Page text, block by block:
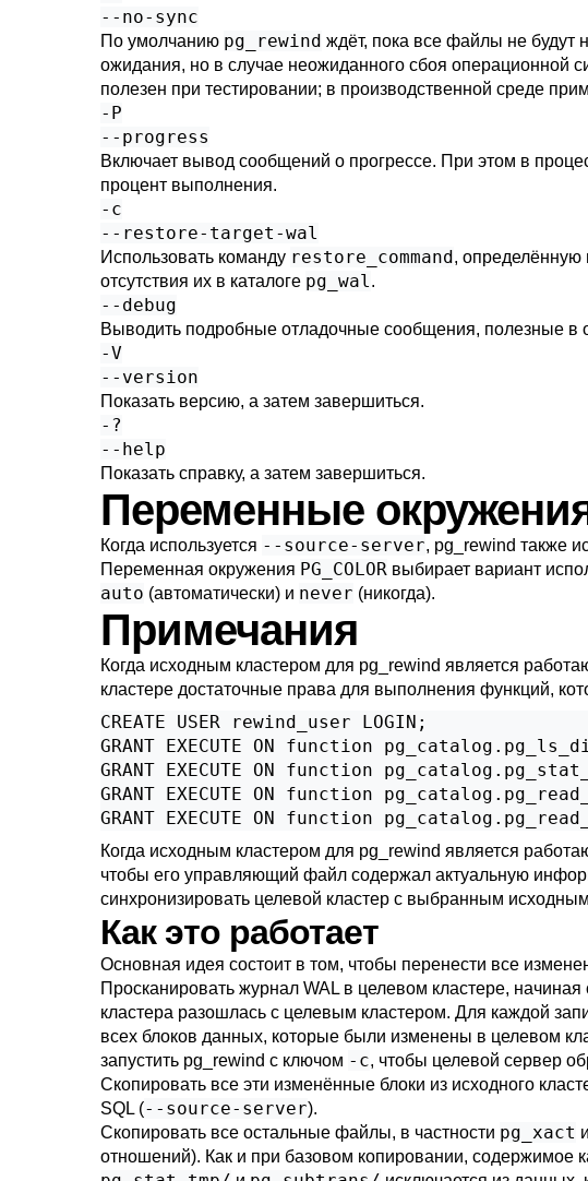
--no-sync
По умолчанию pg_rewind ждёт, пока все файлы не
ожидания, но в случае неожиданного сбоя операционной
полезен при тестировании; в производственной среде
-P
--progress
Включает вывод сообщений о прогрессе. При этом в
процент выполнения.
-c
--restore-target-wal
Использовать команду restore_command, определённую
отсутствия их в каталоге pg_wal.
--debug
Выводить подробные отладочные сообщения, полезные в
-V
--version
Показать версию, а затем завершиться.
-?
--help
Показать справку, а затем завершиться.
Переменные
Когда используется --source-server, pg_rewind также
Переменная окружения PG_COLOR выбирает вариант
auto (автоматически) и never (никогда).
Примечания
Когда исходным кластером для pg_rewind является
кластере достаточные права для выполнения функций,
CREATE USER rewind_user LOGIN;
GRANT EXECUTE ON function
GRANT EXECUTE ON function
GRANT EXECUTE ON function
GRANT EXECUTE ON function
Когда исходным кластером для pg_rewind является
чтобы его управляющий файл содержал актуальную
синхронизировать целевой кластер с выбранным
Как это работает
Основная идея состоит в том, чтобы перенести все
Просканировать журнал WAL в целевом кластере,
кластера разошлась с целевым кластером. Для каждой
всех блоков данных, которые были изменены в целевом
запустить pg_rewind с ключом -c, чтобы целевой сервер
Скопировать все эти изменённые блоки из исходного
SQL (--source-server).
Скопировать все остальные файлы, в частности pg_xact
отношений). Как и при базовом копировании, содержимое